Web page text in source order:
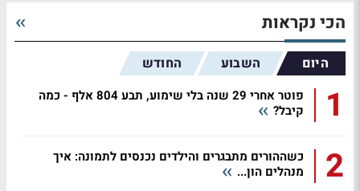
הכי נקראות
היום השבוע החודש
1
פוטר אחרי 29 שנה בלי שימוע, תבע 804 אלף - כמה
קיבל?
2
כשההורים מתבגרים והילדים נכנסים לתמונה: איך
מנהלים הון...